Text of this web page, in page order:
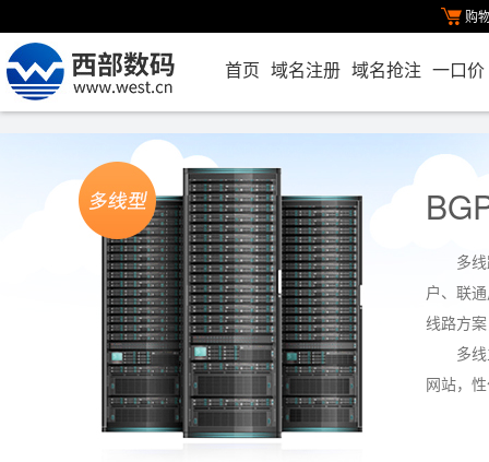
购
首页 域名注册 域名抢注 一口价
多
户、联
线路方
多
网站，